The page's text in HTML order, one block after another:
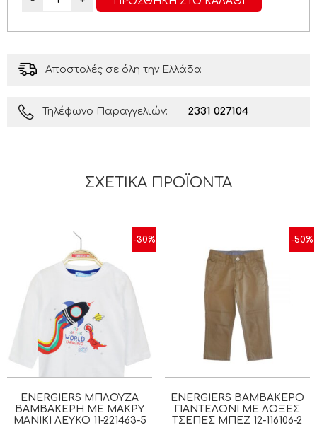
Αποστολές σε όλη την Ελλάδα
Τηλέφωνο Παραγγελιών: 2331 027104
ΣΧΕΤΙΚΆ ΠΡΟΪΌΝΤΑ
-30%
ENERGIERS ΜΠΛΟΎΖΑ
ΒΑΜΒΑΚΕΡΉ ΜΕ ΜΑΚΡΎ
ΜΑΝΊΚΙ ΛΕΥΚΟ 11-221463-5
-50%
ENERGIERS ΒΑΜΒΑΚΕΡΌ
ΠΑΝΤΕΛΌΝΙ ΜΕ ΛΟΞΈΣ
ΤΣΈΠΕΣ ΜΠΕΖ 12-116106-2